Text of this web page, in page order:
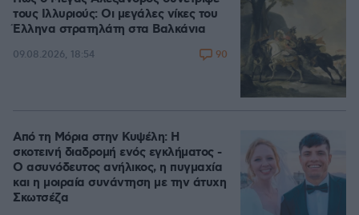
τους Ιλλυριούς: Οι μεγάλες νίκες του
Έλληνα στρατηλάτη στα Βαλκάνια
09.08.2026, 18:54 90
Από τη Μόρια στην Κυψέλη: Η
σκοτεινή διαδρομή ενός εγκλήματος -
Ο ασυνόδευτος ανήλικος, η πυγμαχία
και η μοιραία συνάντηση με την άτυχη
Σκωτσέζα